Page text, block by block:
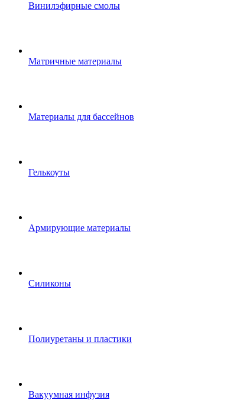
Винилэфирные смолы
Матричные материалы
Материалы для бассейнов
Гелькоуты
Армирующие материалы
Силиконы
Полиуретаны и пластики
Вакуумная инфузия